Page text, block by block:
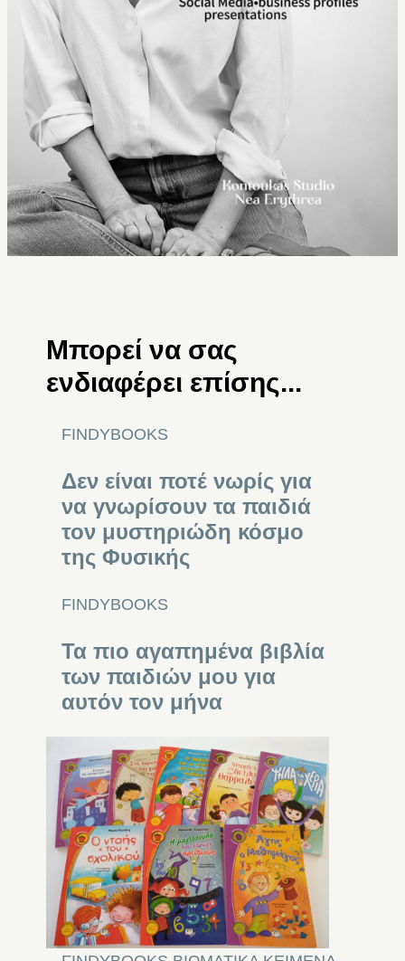
Μπορεί να σας
ενδιαφέρει επίσης...
FINDYBOOKS
Δεν είναι ποτέ νωρίς για
να γνωρίσουν τα παιδιά
τον μυστηριώδη κόσμο
της Φυσικής
FINDYBOOKS
Τα πιο αγαπημένα βιβλία
των παιδιών μου για
αυτόν τον μήνα